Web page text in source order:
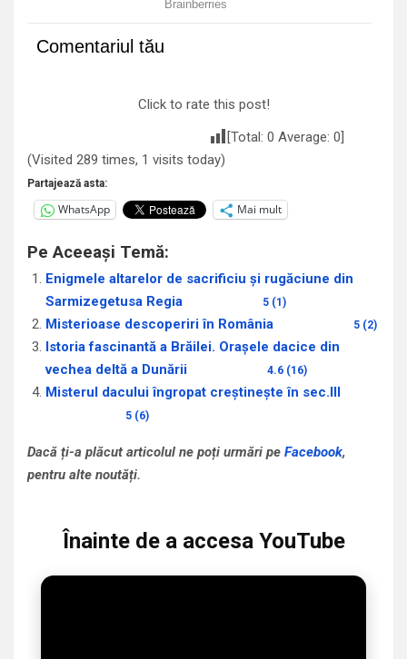
Comentariul tău
Click to rate this post!
[Total: 0 Average: 0]
(Visited 289 times, 1 visits today)
Partajează asta:
WhatsApp Mai mult
Pe Aceeași Temă:
Enigmele altarelor de sacrificiu și rugăciune din
Sarmizegetusa Regia
5 (1)
Misterioase descoperiri în România 5 (2)
Istoria fascinantă a Brăilei. Orașele dacice din
vechea deltă a Dunării
4.6 (16)
Misterul dacului îngropat creștinește în sec.III
5 (6)
Dacă ți-a plăcut articolul ne poți urmări pe Facebook,
pentru alte noutăți.
Înainte de a accesa YouTube